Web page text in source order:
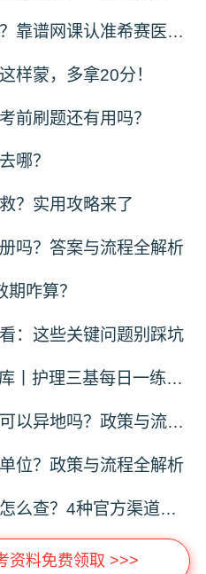
执业药师网课怎么选？靠谱网课认准希赛医卫题库！
样蒙，多拿20分！
前刷题还有用吗？
哪？
？实用攻略来了
吗？答案与流程全解析
咋算？
：这些关键问题别踩坑
希赛医卫三基三严题库丨护理三基每日一练（12月24日）
护士资格证延续注册可以异地吗？政策与流程全解析
位？政策与流程全解析
护士资格证注册时间怎么查？4种官方渠道全指南
资料免费领取 >>>